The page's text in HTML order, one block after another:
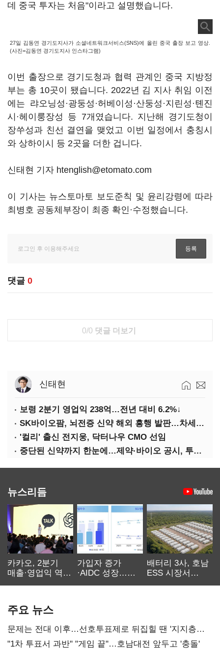
데 중국 투자는 처음"이라고 설명했습니다.
27일 김동연 경기도지사가 소셜네트워크서비스(SNS)에 올린 중국 출장 보고 영상.
(사진=김동연 경기도지사 인스타그램)
이번 출장으로 경기도청과 협력 관계인 중국 지방정
부는 총 10곳이 됐습니다. 2022년 김 지사 취임 이전
에는 랴오닝성·광둥성·허베이성·산둥성·지린성·톈진
시·헤이룽장성 등 7개였습니다. 지난해 경기도청이
장쑤성과 친선 결연을 맺었고 이번 일정에서 충칭시
와 상하이시 등 2곳을 더한 겁니다.
신태현 기자 htenglish@etomato.com
이 기사는 뉴스토마토 보도준칙 및 윤리강령에 따라
최병호 공동체부장이 최종 확인·수정했습니다.
댓글 0
0/0 댓글 더보기
신태현
보령 2분기 영업익 238억…전년 대비 6.2%↓
SK바이오팜, 뇌전증 신약 해외 흥행 발판…차세대 신약 개발 속도
'컬리' 출신 전지웅, 닥터나우 CMO 선임
중단된 신약까지 한눈에…제약·바이오 공시, 투명해진다
뉴스리듬
카카오, 2분기
매출·영업익 역대
가입자 증가
·AIDC 성장…
배터리 3사, 호남
ESS 시장서
주요 뉴스
문제는 전대 이후…선호투표제로 뒤집힐 땐 '지지층
불복'
"1차 투표서 과반" "게임 끝"…호남대전 앞두고 '충돌'